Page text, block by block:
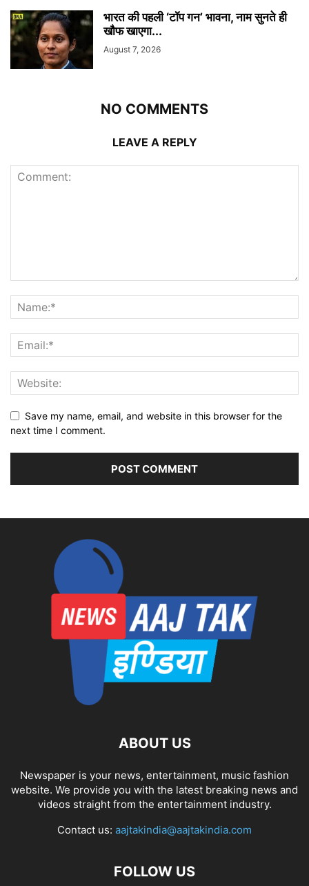
भारत की पहली ‘टॉप गन’ भावना, नाम सुनते ही
खौफ खाएगा...
August 7, 2026
NO COMMENTS
LEAVE A REPLY
Save my name, email, and website in this browser for the
next time I comment.
ABOUT US
Newspaper is your news, entertainment, music fashion
website. We provide you with the latest breaking news and
videos straight from the entertainment industry.
Contact us: aajtakindia@aajtakindia.com
FOLLOW US